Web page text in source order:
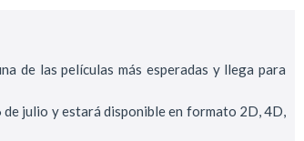
de las películas más esperadas y llega para
julio y estará disponible en formato 2D, 4D,